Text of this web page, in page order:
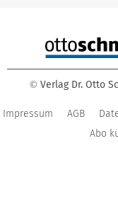
© Verlag Dr. Otto
Impressum AGB
Abo